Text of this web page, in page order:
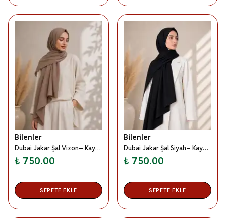
Bilenler
Dubai Jakar Şal Vizon– Kaymaz –Yumuşak ve Dökümlü Kumaş
₺ 750.00
SEPETE EKLE
Bilenler
Dubai Jakar Şal Siyah– Kaymaz –Yumuşak ve Dökümlü Kumaş
₺ 750.00
SEPETE EKLE